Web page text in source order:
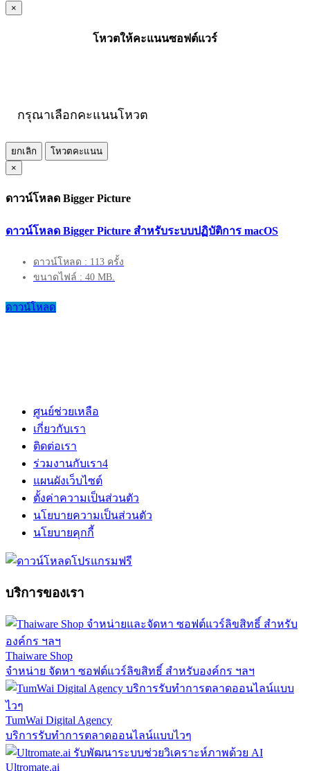
×
โหวตให้คะแนนซอฟต์แวร์
กรุณาเลือกคะแนนโหวต
ยกเลิก
โหวตคะแนน
×
ดาวน์โหลด Bigger Picture
ดาวน์โหลด Bigger Picture สำหรับระบบปฏิบัติการ macOS
ดาวน์โหลด : 113 ครั้ง
ขนาดไฟล์ : 40 MB.
ดาวน์โหลด
ศูนย์ช่วยเหลือ
เกี่ยวกับเรา
ติดต่อเรา
ร่วมงานกับเรา4
แผนผังเว็บไซต์
ตั้งค่าความเป็นส่วนตัว
นโยบายความเป็นส่วนตัว
นโยบายคุกกี้
บริการของเรา
Thaiware Shop
จำหน่าย จัดหา ซอฟต์แวร์ลิขสิทธิ์ สำหรับองค์กร ฯลฯ
TumWai Digital Agency
บริการรับทำการตลาดออนไลน์แบบไวๆ
Ultromate.ai